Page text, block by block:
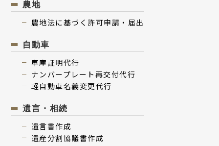
農地
農地法に基づく許可申請・届出
⾃動⾞
⾞庫証明代行
ナンバープレート再交付代⾏
軽⾃動⾞名義変更代⾏
遺⾔・相続
遺⾔書作成
遺産分割協議書作成